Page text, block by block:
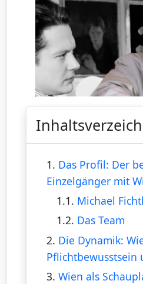
1. Das Profil: Der
Einzelgänger mit
1.1. Michael Fichtl
1.2. Das Team
2. Die Dynamik:
Pflichtbewusstsein
3. Wien als